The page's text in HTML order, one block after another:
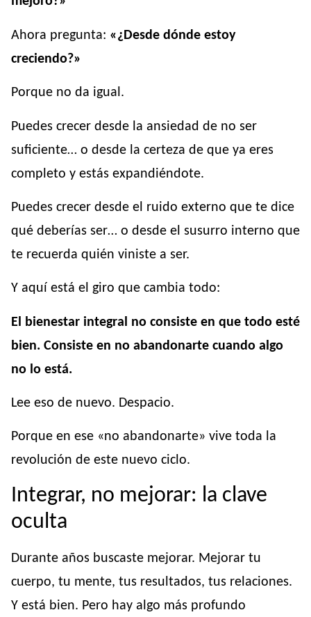
Ahora pregunta: «¿Desde dónde estoy
creciendo?»
Porque no da igual.
Puedes crecer desde la ansiedad de no ser
suficiente… o desde la certeza de que ya eres
completo y estás expandiéndote.
Puedes crecer desde el ruido externo que te dice
qué deberías ser… o desde el susurro interno que
te recuerda quién viniste a ser.
Y aquí está el giro que cambia todo:
El bienestar integral no consiste en que todo esté
bien. Consiste en no abandonarte cuando algo
no lo está.
Lee eso de nuevo. Despacio.
Porque en ese «no abandonarte» vive toda la
revolución de este nuevo ciclo.
Integrar, no mejorar: la clave
oculta
Durante años buscaste mejorar. Mejorar tu
cuerpo, tu mente, tus resultados, tus relaciones.
Y está bien. Pero hay algo más profundo